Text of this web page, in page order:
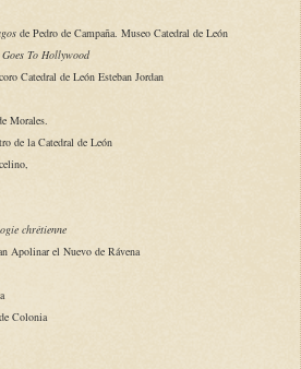
de Pedro de Campaña. Museo Catedral de León
To Hollywood
Catedral de León Esteban Jordan
Morales.
de la Catedral de León
chrétienne
Apolinar el Nuevo de Rávena
Colonia